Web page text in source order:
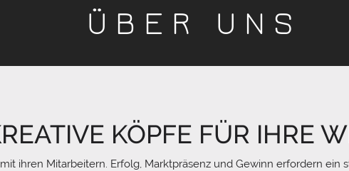
Ü B E R U N S
KÖPFE FÜR IHRE
ihren Mitarbeitern. Erfolg, Marktpräsenz und Gewinn erfordern ein